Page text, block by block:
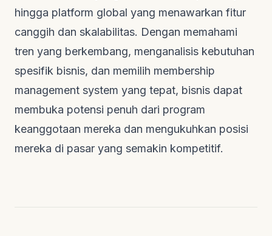
hingga platform global yang menawarkan fitur
canggih dan skalabilitas. Dengan memahami
tren yang berkembang, menganalisis kebutuhan
spesifik bisnis, dan memilih membership
management system yang tepat, bisnis dapat
membuka potensi penuh dari program
keanggotaan mereka dan mengukuhkan posisi
mereka di pasar yang semakin kompetitif.